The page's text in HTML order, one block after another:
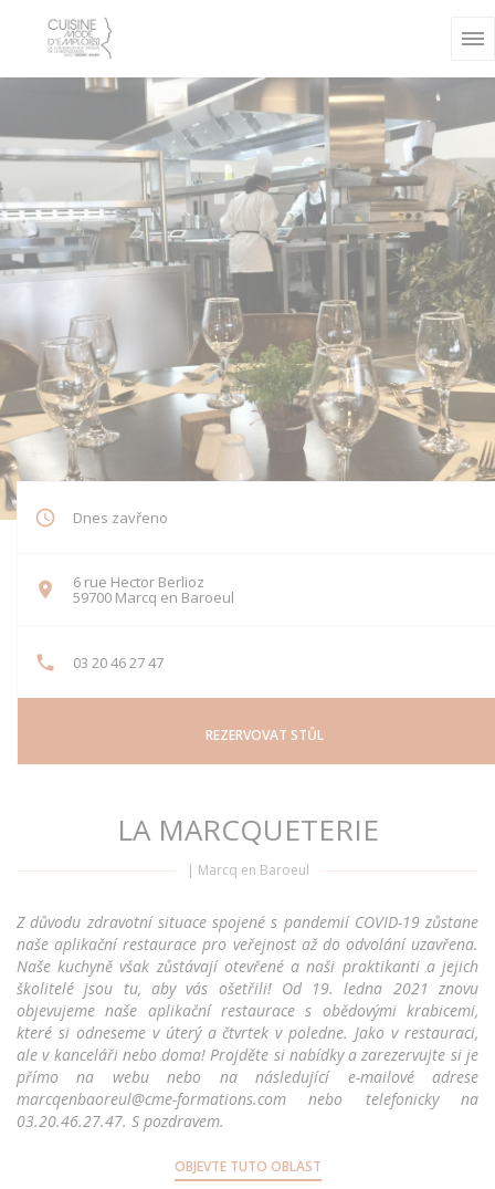
Dnes zavřeno
6 rue Hector Berlioz
59700 Marcq en Baroeul
03 20 46 27 47
REZERVOVAT STŮL
LA MARCQUETERIE
| Marcq en Baroeul
Z důvodu zdravotní situace spojené s pandemií COVID-19 zůstane
naše aplikační restaurace pro veřejnost až do odvolání uzavřena.
Naše kuchyně však zůstávají otevřené a naši praktikanti a jejich
školitelé jsou tu, aby vás ošetřili! Od 19. ledna 2021 znovu
objevujeme naše aplikační restaurace s obědovými krabicemi,
které si odneseme v úterý a čtvrtek v poledne. Jako v restauraci,
ale v kanceláři nebo doma! Projděte si nabídky a zarezervujte si je
přímo na webu nebo na následující e-mailové adrese
marcqenbaoreul@cme-formations.com nebo telefonicky na
03.20.46.27.47. S pozdravem.
OBJEVTE TUTO OBLAST